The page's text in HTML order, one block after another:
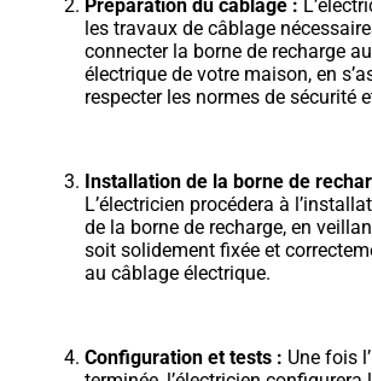
Préparation du câblage :
les travaux de câblage
connecter la borne de recharge
électrique de votre maison, en
respecter les normes de sécurité
Installation de la borne de
L’électricien procédera à
de la borne de recharge, en
soit solidement fixée et
au câblage électrique.
Configuration et tests : Une fois